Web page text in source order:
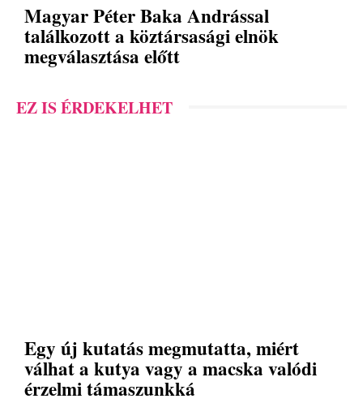
Magyar Péter Baka Andrással
találkozott a köztársasági elnök
megválasztása előtt
EZ IS ÉRDEKELHET
Egy új kutatás megmutatta, miért
válhat a kutya vagy a macska valódi
érzelmi támaszunkká